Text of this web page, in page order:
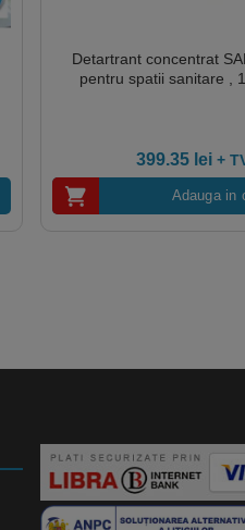
Detartrant concentrat
pentru spatii sanitare ,
399.35 lei +
Adauga in